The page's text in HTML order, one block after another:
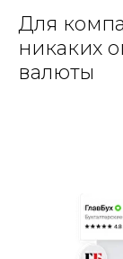
Для
никаких
валюты